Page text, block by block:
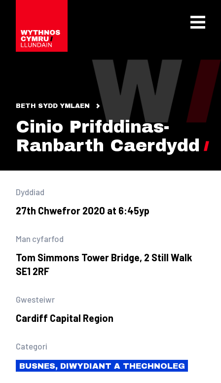
OPEN
BETH SYDD YMLAEN
Cinio Prifddinas-
Ranbarth Caerdydd
Dyddiad
27th Chwefror 2020 at 6:45yp
Man cyfarfod
Tom Simmons Tower Bridge, 2 Still Walk
SE1 2RF
Gwesteiwr
Cardiff Capital Region
Categori
BUSNES, DIWYDIANT A THECHNOLEG